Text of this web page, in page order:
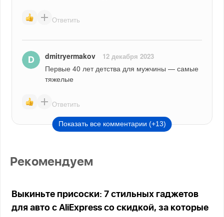
Ответить
dmitryermakov 12 декабря 2023
Первые 40 лет детства для мужчины — самые
тяжелые
Ответить
Показать все комментарии (+13)
Рекомендуем
Выкиньте присоски: 7 стильных гаджетов
для авто с AliExpress со скидкой, за которые